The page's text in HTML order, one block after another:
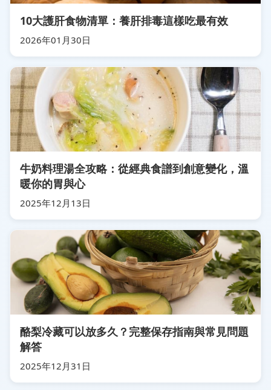
10大護肝食物清單：養肝排毒這樣吃最有效
2026年01月30日
牛奶料理湯全攻略：從經典食譜到創意變化，溫
暖你的胃與心
2025年12月13日
酪梨冷藏可以放多久？完整保存指南與常見問題
解答
2025年12月31日